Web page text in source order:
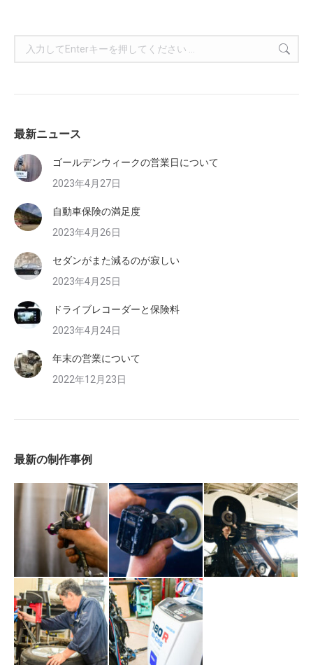
最新ニュース
ゴールデンウィークの営業日について
2023年4月27日
自動車保険の満足度
2023年4月26日
セダンがまた減るのが寂しい
2023年4月25日
ドライブレコーダーと保険料
2023年4月24日
年末の営業について
2022年12月23日
最新の制作事例